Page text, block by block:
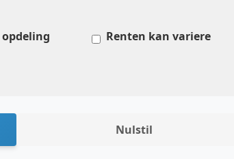
Renten kan variere
Nulstil